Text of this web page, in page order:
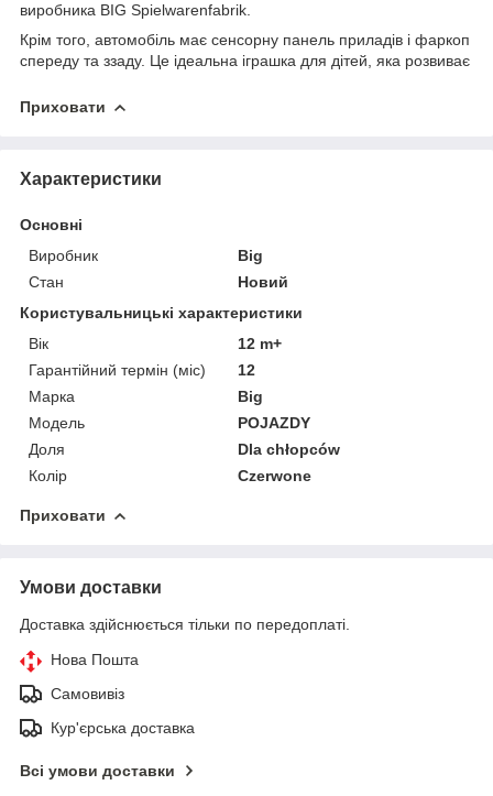
виробника BIG Spielwarenfabrik.
Крім того, автомобіль має сенсорну панель приладів і фаркоп
спереду та ззаду. Це ідеальна іграшка для дітей, яка розвиває
Приховати
Характеристики
Основні
Виробник
Big
Стан
Новий
Користувальницькі характеристики
Вік
12 m+
Гарантійний термін (міс)
12
Марка
Big
Мoдель
POJAZDY
Доля
Dla chłopców
Колір
Czerwone
Приховати
Умови доставки
Доставка здійснюється тільки по передоплаті.
Нова Пошта
Самовивіз
Кур'єрська доставка
Всі умови доставки